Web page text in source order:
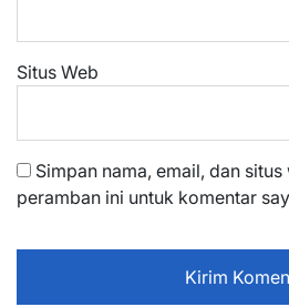
Situs Web
Simpan nama, email, dan
peramban ini untuk komentar